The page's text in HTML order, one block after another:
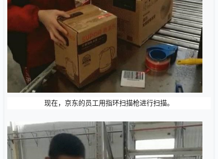
现在，京东的员工用指环扫描枪进行扫描。